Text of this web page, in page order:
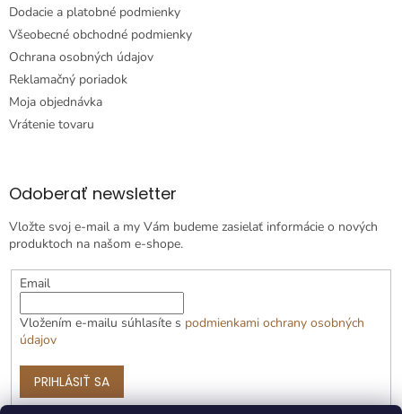
Dodacie a platobné podmienky
Všeobecné obchodné podmienky
Ochrana osobných údajov
Reklamačný poriadok
Moja objednávka
Vrátenie tovaru
Odoberať newsletter
Vložte svoj e-mail a my Vám budeme zasielať informácie o nových
produktoch na našom e-shope.
Email
Vložením e-mailu súhlasíte s podmienkami ochrany osobných
údajov
PRIHLÁSIŤ SA